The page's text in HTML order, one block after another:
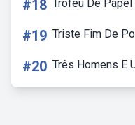
#18 Troféu De
#19 Triste Fim De
#20 Três Homens E